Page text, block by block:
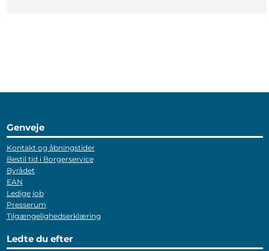
Genveje
Kontakt og åbningstider
Bestil tid i Borgerservice
Byrådet
EAN
Ledige job
Presserum
Tilgængelighedserklæring
Ledte du efter